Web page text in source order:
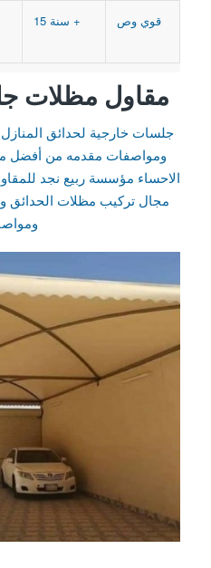
15 سنة + قوي وص
مقاول مظلات
جلسات خارجية لحدائق
ومواصفات مقدمه من
الاحساء مؤسسة ربيع نجد
مجال تركيب مظلات الحدائق